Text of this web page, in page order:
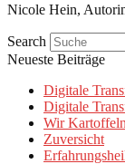
Nicole Hein,
Search
Neueste Beiträge
Digitale
Digitale
Wir
Zuversicht